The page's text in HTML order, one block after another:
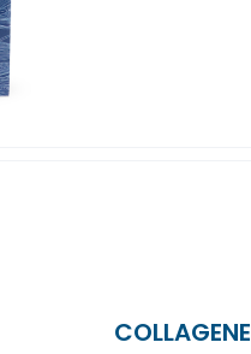
COLLAGENE